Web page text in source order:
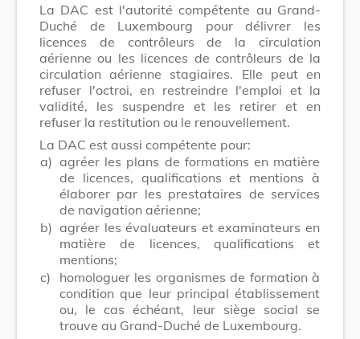
La DAC est l'autorité compétente au Grand-
Duché de Luxembourg pour délivrer les
licences de contrôleurs de la circulation
aérienne ou les licences de contrôleurs de la
circulation aérienne stagiaires. Elle peut en
refuser l'octroi, en restreindre l'emploi et la
validité, les suspendre et les retirer et en
refuser la restitution ou le renouvellement.
La DAC est aussi compétente pour:
a) agréer les plans de formations en matière
de licences, qualifications et mentions à
élaborer par les prestataires de services
de navigation aérienne;
b) agréer les évaluateurs et examinateurs en
matière de licences, qualifications et
mentions;
c)
homologuer les organismes de formation à
condition que leur principal établissement
ou, le cas échéant, leur siège social se
trouve au Grand-Duché de Luxembourg.